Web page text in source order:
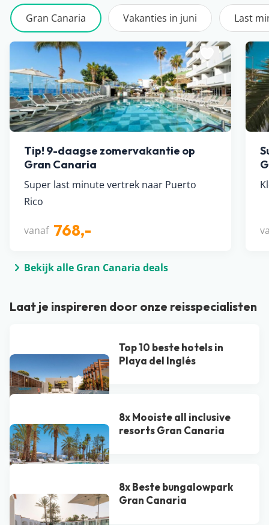
Gran Canaria Vakanties in juni Last
Tip! 9-daagse zomervakantie op
Gran Canaria
Super last minute vertrek naar Puerto
Rico
vanaf 768,-
Bekijk alle Gran Canaria deals
Laat je inspireren door onze reisspecialisten
Top 10 beste hotels in
Playa del Inglés
8x Mooiste all inclusive
resorts Gran Canaria
8x Beste bungalowpark
Gran Canaria